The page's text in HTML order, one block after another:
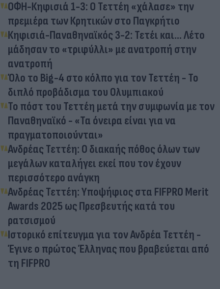
ΟΦΗ-Κηφισιά 1-3: Ο Τεττέη «χάλασε» την
πρεμιέρα των Κρητικών στο Παγκρήτιο
Κηφισιά-Παναθηναϊκός 3-2: Τετέι και... Λέτο
μάδησαν το «τριφύλλι» με ανατροπή στην
ανατροπή
Όλο το Big-4 στο κόλπο για τον Τεττέη - Το
διπλό προβάδισμα του Ολυμπιακού
Το πόστ του Τεττέη μετά την συμφωνία με τον
Παναθηναϊκό - «Τα όνειρα είναι για να
πραγματοποιούνται»
Ανδρέας Τεττέη: Ο διακαής πόθος όλων των
μεγάλων καταλήγει εκεί που τον έχουν
περισσότερο ανάγκη
Ανδρέας Τεττέη: Υποψήφιος στα FIFPRO Merit
Awards 2025 ως Πρεσβευτής κατά του
ρατσισμού
Ιστορικό επίτευγμα για τον Ανδρέα Τεττέη -
Έγινε ο πρώτος Έλληνας που βραβεύεται από
τη FIFPRO